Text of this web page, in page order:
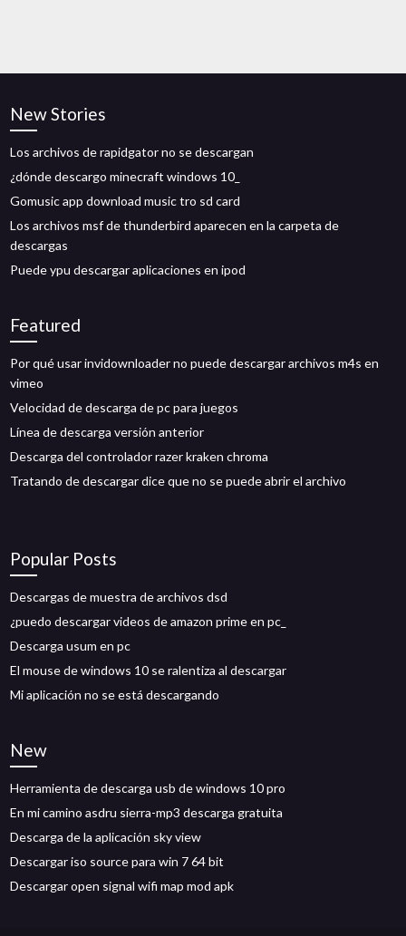
New Stories
Los archivos de rapidgator no se descargan
¿dónde descargo minecraft windows 10_
Gomusic app download music tro sd card
Los archivos msf de thunderbird aparecen en la carpeta de
descargas
Puede ypu descargar aplicaciones en ipod
Featured
Por qué usar invidownloader no puede descargar archivos m4s en
vimeo
Velocidad de descarga de pc para juegos
Línea de descarga versión anterior
Descarga del controlador razer kraken chroma
Tratando de descargar dice que no se puede abrir el archivo
Popular Posts
Descargas de muestra de archivos dsd
¿puedo descargar videos de amazon prime en pc_
Descarga usum en pc
El mouse de windows 10 se ralentiza al descargar
Mi aplicación no se está descargando
New
Herramienta de descarga usb de windows 10 pro
En mi camino asdru sierra-mp3 descarga gratuita
Descarga de la aplicación sky view
Descargar iso source para win 7 64 bit
Descargar open signal wifi map mod apk